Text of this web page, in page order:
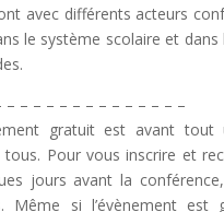
avec différents acteurs
le système scolaire et dans
– – – – – – – – – – – – –
gratuit est avant tout
Pour vous inscrire et
jours avant la
Même si l’évènement est